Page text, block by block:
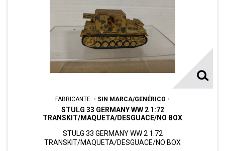
FABRICANTE: - SIN MARCA/GENÉRICO -
STULG 33 GERMANY WW 2 1:72
TRANSKIT/MAQUETA/DESGUACE/NO BOX
STULG 33 GERMANY WW 2 1:72
TRANSKIT/MAQUETA/DESGUACE/NO BOX